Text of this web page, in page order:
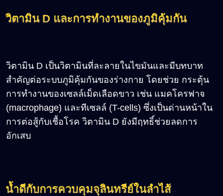
วิตามิน D และการทำงานของภูมิคุ้มกัน
วิตามิน D เป็นวิตามินที่ละลายในไขมันและมีบทบาท
สำคัญต่อระบบภูมิคุ้มกันของร่างกาย โดยช่วย กระตุ้น
การทำงานของเซลล์เม็ดเลือดขาว เช่น แมคโครฟาจ
(macrophage) และทีเซลล์ (T-cells) ซึ่งเป็นด่านหน้าใน
การต่อสู้กับเชื้อโรค วิตามิน D ยังมีฤทธิ์ช่วยลดการ
อักเสบ
น้ำดีกับการควบคุมจุลินทรีย์ในลำไส้